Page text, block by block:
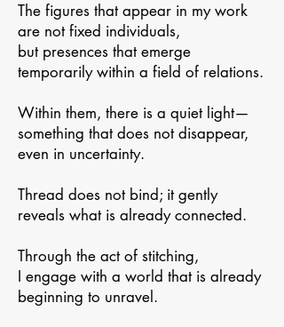
The figures that appear in my work
are not fixed individuals,
but presences that emerge
temporarily within a field of relations.
Within them, there is a quiet light—
something that does not disappear,
even in uncertainty.
Thread does not bind; it gently
reveals what is already connected.
Through the act of stitching,
I engage with a world that is already
beginning to unravel.